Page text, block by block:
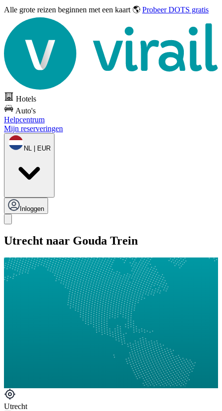
Alle grote reizen beginnen met een kaart 🌎 Probeer DOTS gratis
Hotels
Auto's
Helpcentrum
Mijn reserveringen
NL | EUR
Inloggen
Utrecht naar Gouda Trein
Utrecht